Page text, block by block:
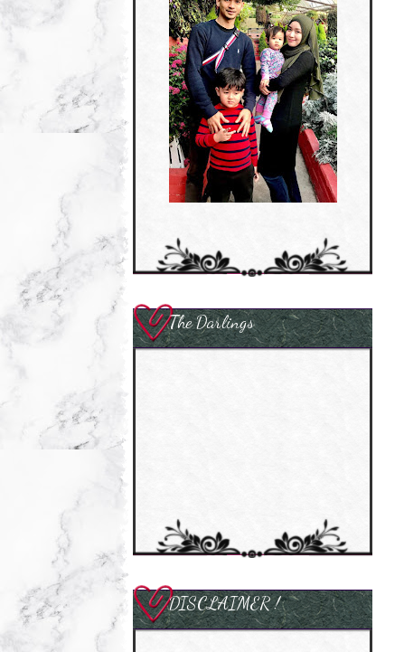
The Darlings
DISCLAIMER !